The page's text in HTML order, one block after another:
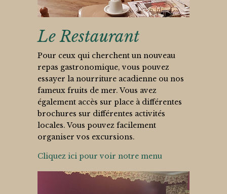
Le Restaurant
Pour ceux qui cherchent un nouveau
repas gastronomique, vous pouvez
essayer la nourriture acadienne ou nos
fameux fruits de mer. Vous avez
également accès sur place à différentes
brochures sur différentes activités
locales. Vous pouvez facilement
organiser vos excursions.
Cliquez ici pour voir notre menu